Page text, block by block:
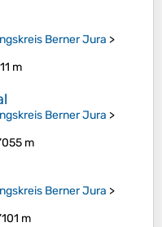
Berner Jura >
m
Berner Jura >
m
Berner Jura >
m